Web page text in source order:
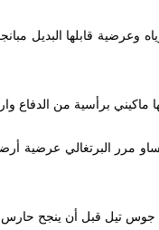
بعد انطلاقة ممتازة لوياه
فمن انطلاقة ممتازة لكونسيساو
تيل قبل أن ينجح حارس